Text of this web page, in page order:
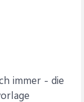
immer - die